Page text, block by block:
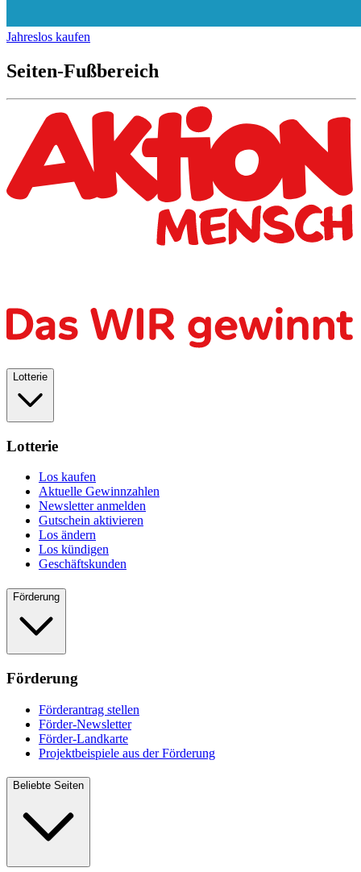
Jahreslos kaufen
Seiten-Fußbereich
Lotterie
Lotterie
Los kaufen
Aktuelle Gewinnzahlen
Newsletter anmelden
Gutschein aktivieren
Los ändern
Los kündigen
Geschäftskunden
Förderung
Förderung
Förderantrag stellen
Förder-Newsletter
Förder-Landkarte
Projektbeispiele aus der Förderung
Beliebte Seiten